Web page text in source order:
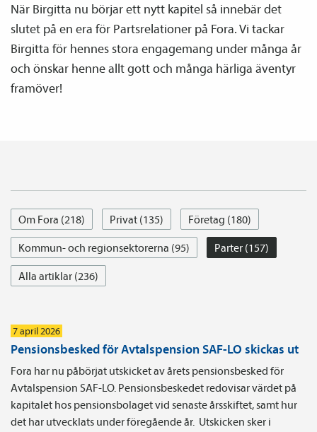
När Birgitta nu börjar ett nytt kapitel så innebär det
slutet på en era för Partsrelationer på Fora. Vi tackar
Birgitta för hennes stora engagemang under många år
och önskar henne allt gott och många härliga äventyr
framöver!
Om Fora (218) Privat (135)
Företag (180)
Kommun- och regionsektorerna (95)
Parter (157)
Alla artiklar (236)
7 april 2026
Pensionsbesked för Avtalspension SAF-LO skickas ut
Fora har nu påbörjat utskicket av årets pensionsbesked för
Avtalspension SAF-LO. Pensionsbeskedet redovisar värdet på
kapitalet hos pensionsbolaget vid senaste årsskiftet, samt hur
det har utvecklats under föregående år. Utskicken sker i